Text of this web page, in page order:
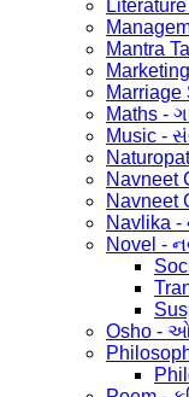
Mantra
Marriage
Maths -
Music -
Navneet
Navneet
Navlika
Novel -
Osho -